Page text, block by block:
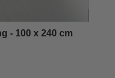
- 100 x 240 cm